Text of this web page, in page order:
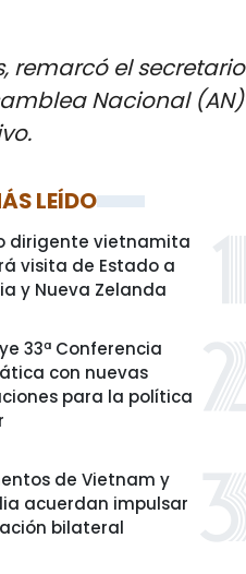
remarcó el secretario
Nacional (AN)
LEÍDO
dirigente vietnamita
visita de Estado a
y Nueva Zelanda
33ª Conferencia
con nuevas
para la política
de Vietnam y
acuerdan impulsar
bilateral